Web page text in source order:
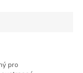
pro